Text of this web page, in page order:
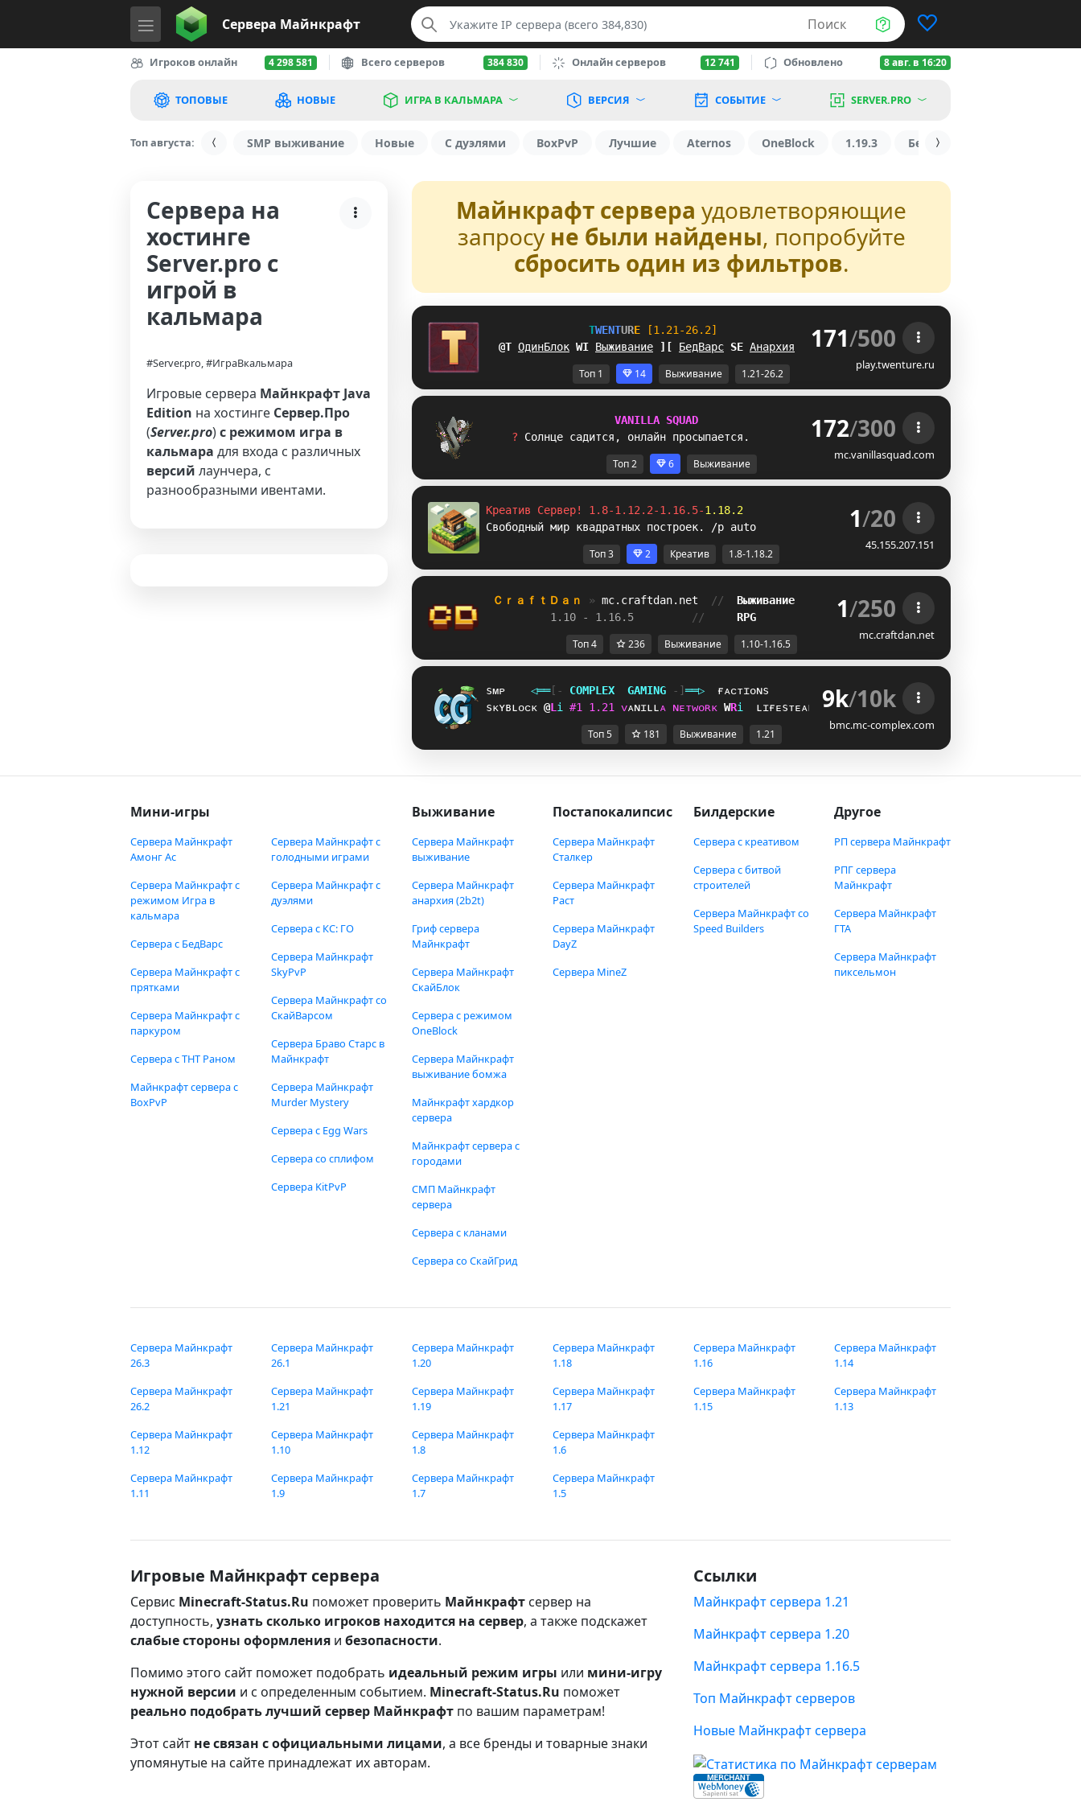
Сервера Майнкрафт Поиск
Игроков онлайн 4 298 581 Всего серверов 384 830 Онлайн серверов 12 741 Обновлено 8 авг. в 16:20
ТОПОВЫЕ НОВЫЕ ИГРА В КАЛЬМАРА ВЕРСИЯ СОБЫТИЕ SERVER.PRO
Топ августа: SMP выживание Новые С дуэлями BoxPvP Лучшие Aternos OneBlock 1.19.3 БедВарс
Сервера на
хостинге
Server.pro с
игрой в
кальмара
#Server.pro, #ИграВкальмара
Игровые сервера Майнкрафт Java
Edition на хостинге Сервер.Про
(Server.pro)с режимом игра в
кальмара для входа с различных
версий лаунчера, с
разнообразными ивентами.
Майнкрафт сервера удовлетворяющие
запросу не были найдены, попробуйте
сбросить один из фильтров.
TWENTURE
[1.21-26.2]
IA ОдинБлок VU Выживание Y G БедВарс BD Анархия 171/500
play.twenture.ru
Топ 1 14 Выживание 1.21-26.2
VANIL L A SQUAD
? Солнце садится , онлайн просыпается . 172/300
mc.vanillasquad.com
Топ 2 6 Выживание
Креатив Сервер! 1.8-1.12.2-1.16.5-1.18.2
Свободный мир квадратных построек. /p auto
1/20
45.155.207.151
Топ 3 2 Креатив 1.8-1.18.2
ＣｒａｆｔＤａｎ » mc.craftdan.net // Выживание
1.10 - 1.16.5
// RPG 1/250
mc.craftdan.net
Топ 4 236 Выживание 1.10-1.16.5
sᴍᴘ ◁══[‐ COMPL EX GAMING ‐]══▷
ғᴀᴄᴛɪᴏɴs
sᴋʏʙʟᴏᴄᴋ P^ i #1 1 . 21 ᴠᴀɴɪʟʟᴀ ɴᴇᴛᴡᴏʀᴋ I^i ʟɪғᴇsᴛᴇᴀʟ 9k/10k
bmc.mc-complex.com
Топ 5 181 Выживание 1.21
Мини-игры
Сервера Майнкрафт
Амонг Ас
Сервера Майнкрафт с
режимом Игра в
кальмара
Сервера с БедВарс
Сервера Майнкрафт с
прятками
Сервера Майнкрафт с
паркуром
Сервера с ТНТ Раном
Майнкрафт сервера с
BoxPvP
Сервера Майнкрафт с
голодными играми
Сервера Майнкрафт с
дуэлями
Сервера с КС: ГО
Сервера Майнкрафт
SkyPvP
Сервера Майнкрафт со
СкайВарсом
Сервера Браво Старс в
Майнкрафт
Сервера Майнкрафт
Murder Mystery
Сервера с Egg Wars
Сервера со сплифом
Сервера KitPvP
Выживание
Сервера Майнкрафт
выживание
Сервера Майнкрафт
анархия (2b2t)
Гриф сервера
Майнкрафт
Сервера Майнкрафт
СкайБлок
Сервера с режимом
OneBlock
Сервера Майнкрафт
выживание бомжа
Майнкрафт хардкор
сервера
Майнкрафт сервера с
городами
СМП Майнкрафт
сервера
Сервера с кланами
Сервера со СкайГрид
Постапокалипсис
Сервера Майнкрафт
Сталкер
Сервера Майнкрафт
Раст
Сервера Майнкрафт
DayZ
Сервера MineZ
Билдерские
Сервера с креативом
Сервера с битвой
строителей
Сервера Майнкрафт со
Speed Builders
Другое
РП сервера Майнкрафт
РПГ сервера
Майнкрафт
Сервера Майнкрафт
ГТА
Сервера Майнкрафт
пиксельмон
Сервера Майнкрафт
26.3
Сервера Майнкрафт
26.2
Сервера Майнкрафт
26.1
Сервера Майнкрафт
1.21
Сервера Майнкрафт
1.20
Сервера Майнкрафт
1.19
Сервера Майнкрафт
1.18
Сервера Майнкрафт
1.17
Сервера Майнкрафт
1.16
Сервера Майнкрафт
1.15
Сервера Майнкрафт
1.14
Сервера Майнкрафт
1.13
Сервера Майнкрафт
1.12
Сервера Майнкрафт
1.11
Сервера Майнкрафт
1.10
Сервера Майнкрафт
1.9
Сервера Майнкрафт
1.8
Сервера Майнкрафт
1.7
Сервера Майнкрафт
1.6
Сервера Майнкрафт
1.5
Игровые Майнкрафт сервера
Сервис Minecraft-Status.Ru поможет проверить Майнкрафт сервер на
доступность, узнать сколько игроков находится на сервер, а также подскажет
слабые стороны оформления и безопасности.
Помимо этого сайт поможет подобрать идеальный режим игры или мини-игру
нужной версии и с определенным событием. Minecraft-Status.Ru поможет
реально подобрать лучший сервер Майнкрафт по вашим параметрам!
Этот сайт не связан с официальными лицами, а все бренды и товарные знаки
упомянутые на сайте принадлежат их авторам.
Ссылки
Майнкрафт сервера 1.21
Майнкрафт сервера 1.20
Майнкрафт сервера 1.16.5
Топ Майнкрафт серверов
Новые Майнкрафт сервера